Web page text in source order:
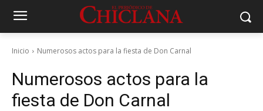
Inicio Numerosos actos para la fiesta de Don Carnal
Numerosos actos para la
fiesta de Don Carnal